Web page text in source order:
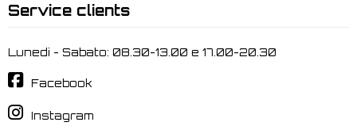
Service clients
Lunedi - Sabato: 08.30-13.00 e 17.00-20.30
Facebook
Instagram